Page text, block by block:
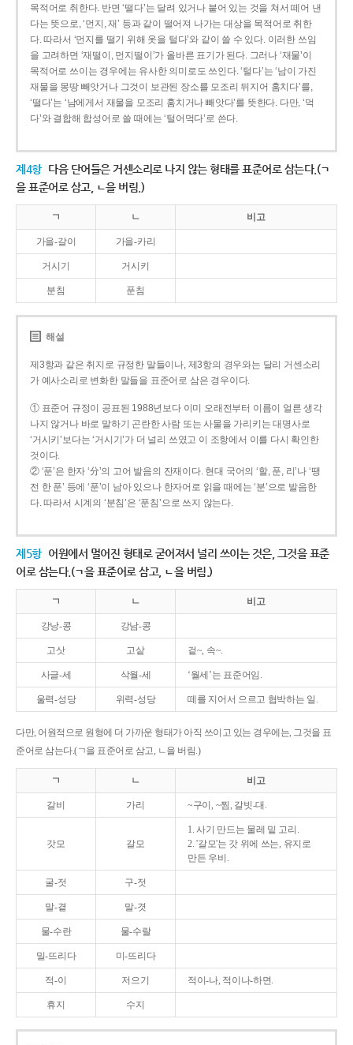
목적어로 취한다. 반면 ‘떨다’는 달려 있거나 붙어 있는 것을 쳐서 떼어 낸
다는 뜻으로, ‘먼지, 재’ 등과 같이 떨어져 나가는 대상을 목적어로 취한
다. 따라서 ‘먼지를 떨기 위해 옷을 털다’와 같이 쓸 수 있다. 이러한 쓰임
을 고려하면 ‘재떨이, 먼지떨이’가 올바른 표기가 된다. 그러나 ‘재물’이
목적어로 쓰이는 경우에는 유사한 의미로도 쓰인다. ‘털다’는 ‘남이 가진
재물을 몽땅 빼앗거나 그것이 보관된 장소를 모조리 뒤지어 훔치다’를,
‘떨다’는 ‘남에게서 재물을 모조리 훔치거나 빼앗다’를 뜻한다. 다만, ‘먹
다’와 결합해 합성어로 쓸 때에는 ‘털어먹다’로 쓴다.
제4항 다음 단어들은 거센소리로 나지 않는 형태를 표준어로 삼는다.(ㄱ
을 표준어로 삼고, ㄴ을 버림.)
ㄱ ㄴ 비고
가을-갈이 가을-카리
거시기 거시키
분침 푼침
해설
제3항과 같은 취지로 규정한 말들이나, 제3항의 경우와는 달리 거센소리
가 예사소리로 변화한 말들을 표준어로 삼은 경우이다.
① 표준어 규정이 공표된 1988년보다 이미 오래전부터 이름이 얼른 생각
나지 않거나 바로 말하기 곤란한 사람 또는 사물을 가리키는 대명사로
‘거시키’보다는 ‘거시기’가 더 널리 쓰였고 이 조항에서 이를 다시 확인한
것이다.
② ‘푼’은 한자 ‘分’의 고어 발음의 잔재이다. 현대 국어의 ‘할, 푼, 리’나 ‘땡
전 한 푼’ 등에 ‘푼’이 남아 있으나 한자어로 읽을 때에는 ‘분’으로 발음한
다. 따라서 시계의 ‘분침’은 ‘푼침’으로 쓰지 않는다.
제5항 어원에서 멀어진 형태로 굳어져서 널리 쓰이는 것은, 그것을 표준
어로 삼는다.(ㄱ을 표준어로 삼고, ㄴ을 버림.)
ㄱ ㄴ 비고
강낭-콩 강남-콩
고삿 고샅 겉~, 속~.
사글-세 삭월-세 ‘월세’는 표준어임.
울력-성당 위력-성당 떼를 지어서 으르고 협박하는 일.
다만, 어원적으로 원형에 더 가까운 형태가 아직 쓰이고 있는 경우에는, 그것을 표
준어로 삼는다.(ㄱ을 표준어로 삼고, ㄴ을 버림.)
ㄱ ㄴ 비고
갈비 가리 ~구이, ~찜, 갈빗-대.
갓모 갈모
1. 사기 만드는 물레 밑 고리.
2. '갈모'는 갓 위에 쓰는, 유지로
만든 우비.
굴-젓 구-젓
말-곁 말-겻
물-수란 물-수랄
밀-뜨리다 미-뜨리다
적-이 저으기 적이-나, 적이나-하면.
휴지 수지